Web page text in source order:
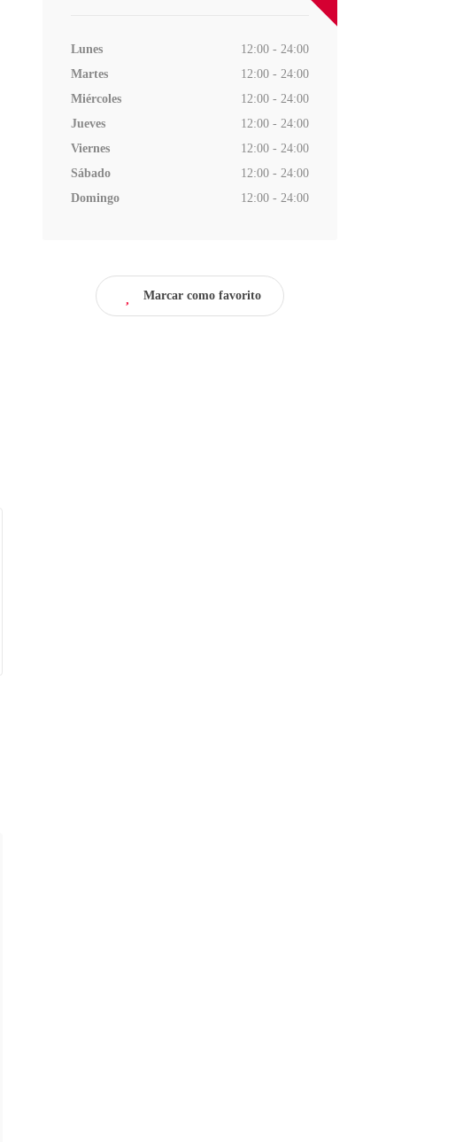
Lunes
12:00 - 24:00
Martes
12:00 - 24:00
Miércoles
12:00 - 24:00
Jueves
12:00 - 24:00
Viernes
12:00 - 24:00
Sábado
12:00 - 24:00
Domingo
12:00 - 24:00
Marcar como favorito